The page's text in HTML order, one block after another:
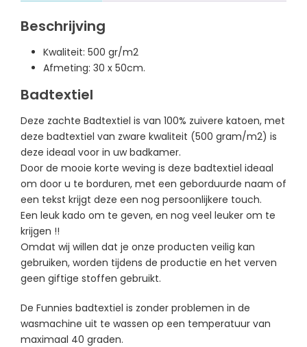
Beschrijving
Kwaliteit: 500 gr/m2
Afmeting: 30 x 50cm.
Badtextiel
Deze zachte Badtextiel is van 100% zuivere katoen, met
deze badtextiel van zware kwaliteit (500 gram/m2) is
deze ideaal voor in uw badkamer.
Door de mooie korte weving is deze badtextiel ideaal
om door u te borduren, met een geborduurde naam of
een tekst krijgt deze een nog persoonlijkere touch.
Een leuk kado om te geven, en nog veel leuker om te
krijgen !!
Omdat wij willen dat je onze producten veilig kan
gebruiken, worden tijdens de productie en het verven
geen giftige stoffen gebruikt.
De Funnies badtextiel is zonder problemen in de
wasmachine uit te wassen op een temperatuur van
maximaal 40 graden.